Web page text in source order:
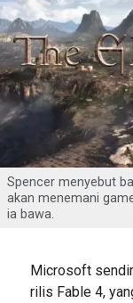
Spencer menyebut
akan menemani
ia bawa.
Microsoft
rilis Fable 4,